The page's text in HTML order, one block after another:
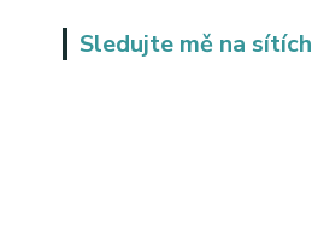
Sledujte mě na sítích